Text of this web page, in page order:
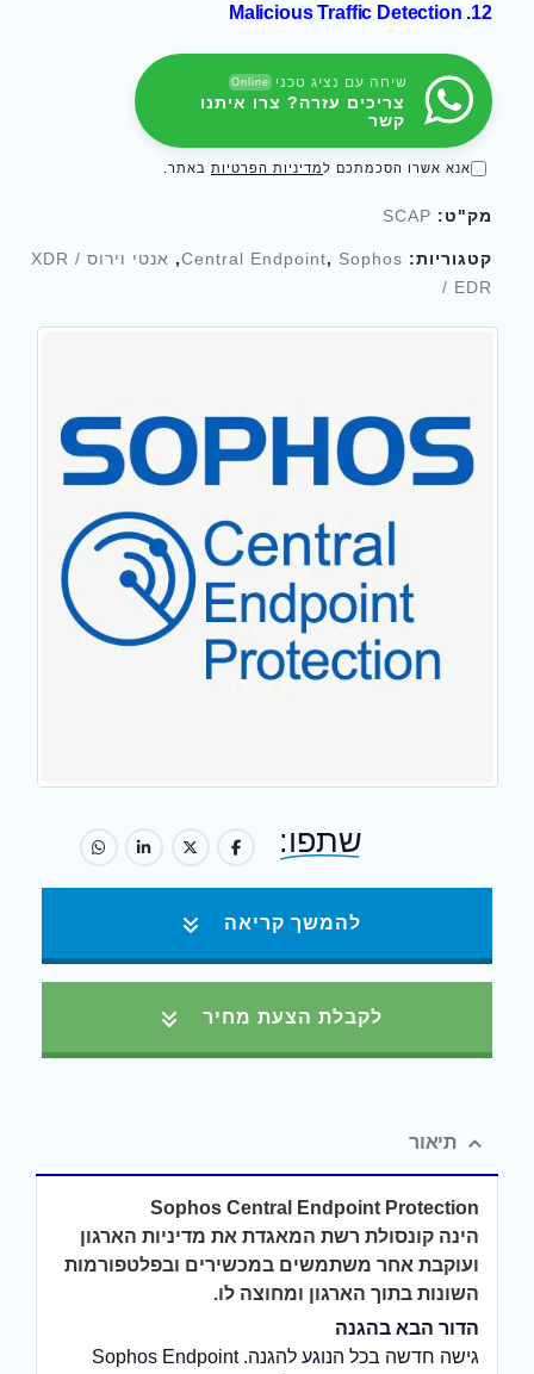
12. Malicious Traffic Detection
שיחה עם נציג טכני Online
צריכים עזרה? צרו איתנו
קשר
אנא אשרו הסכמתכם למדיניות הפרטיות באתר.
מק"ט: SCAP
קטגוריות: Central Endpoint, Sophos
,
אנטי וירוס / XDR
/ EDR
שתפו:
להמשך קריאה
לקבלת הצעת מחיר
תיאור
Sophos Central Endpoint Protection
הינה קונסולת רשת המאגדת את מדיניות הארגון
ועוקבת אחר משתמשים במכשירים ובפלטפורמות
השונות בתוך הארגון ומחוצה לו.
הדור הבא בהגנה
גישה חדשה בכל הנוגע להגנה. Sophos Endpoint